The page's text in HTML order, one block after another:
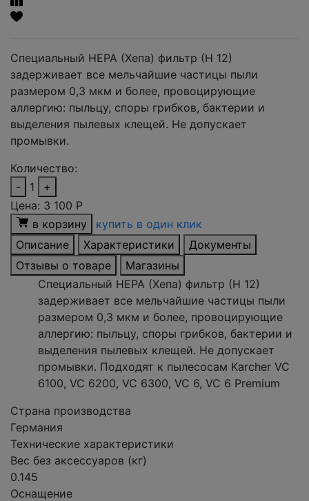
Специальный НЕРА (Хепа) фильтр (Н 12)
задерживает все мельчайшие частицы пыли
размером 0,3 мкм и более, провоцирующие
аллергию: пыльцу, споры грибков, бактерии и
выделения пылевых клещей. Не допускает
промывки.
Количество:
-
1
+
Цена: 3 100 Р
в корзину
купить в один клик
Описание
Характеристики
Документы
Отзывы о товаре
Магазины
Специальный НЕРА (Хепа) фильтр (Н 12)
задерживает все мельчайшие частицы пыли
размером 0,3 мкм и более, провоцирующие
аллергию: пыльцу, споры грибков, бактерии и
выделения пылевых клещей. Не допускает
промывки. Подходят к пылесосам Karcher VC
6100, VC 6200, VC 6300, VC 6, VC 6 Premium
Страна производства
Германия
Технические характеристики
Вес без аксессуаров (кг)
0.145
Оснащение